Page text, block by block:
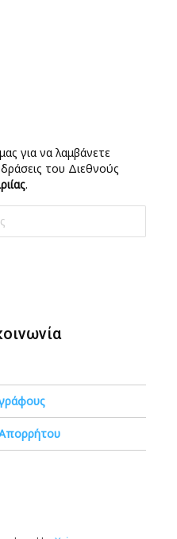
για να λαμβάνετε
του Διεθνούς
.
Απορρήτου